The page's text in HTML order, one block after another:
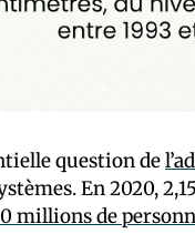
question de
En 2020,
millions de